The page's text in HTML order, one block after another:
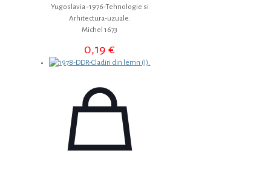
Yugoslavia -1976-Tehnologie si
Arhitectura-uzuale.
Michel 1673
0,19€